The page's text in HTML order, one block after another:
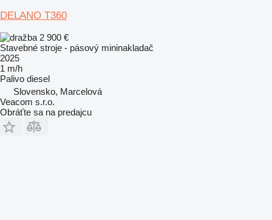
DELANO T360
2 900 €
Stavebné stroje - pásový mininakladač
2025
1 m/h
Palivo diesel
Slovensko, Marcelová
Veacom s.r.o.
Obráťte sa na predajcu